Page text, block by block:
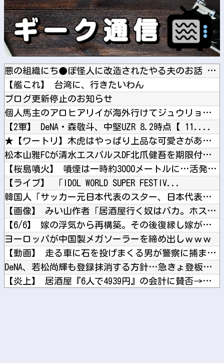
悪の組織にち●ぽ怪人に改造されたやる夫のお話 第3話
【艦これ】 台湾に、行きたいわん
ブログ更新停止のお知らせ
個人馬主のアロヒアリイが海外行けてジュウリョクピエ□が何故行...
【2軍】 DeNA・森敬斗、中堅UZR 8.2時点【 11....
★【ワートリ】木虎はやっぱり上品な可愛さがあるな
松本山雅FCが清水エスパルスDF北爪健吾を期限付き移籍で獲得...
【桜島噴火】 噴煙は一時約3000メートルに…活発な噴火活動...
【ライブ】 「IDOL WORLD SUPER FESTIV...
韓国人「サッカー元日本代表のスター、日本代表強化策として“韓...
【画像】 みい山作者「居酒屋行く奴はバカ。ホストの初回なら居...
【6/6】 嫁の浮気から再構築。その後復縁し嫁が妊娠したが計...
ヨーロッパが中国製メガソーラーを締め出しｗｗｗ
【動画】 走る車に石を投げまくる男が警察に捕まりボコボコにさ...
DeNA、若松尚輝も登録抹消する方針…急きょ登板で、4回2/...
【炎上】 居酒屋『6人で4939円』の会計に賛否→なんG民の...